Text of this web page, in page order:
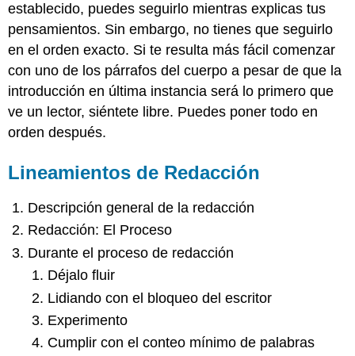
establecido, puedes seguirlo mientras explicas tus
pensamientos. Sin embargo, no tienes que seguirlo
en el orden exacto. Si te resulta más fácil comenzar
con uno de los párrafos del cuerpo a pesar de que la
introducción en última instancia será lo primero que
ve un lector, siéntete libre. Puedes poner todo en
orden después.
Lineamientos de Redacción
Descripción general de la redacción
Redacción: El Proceso
Durante el proceso de redacción
Déjalo fluir
Lidiando con el bloqueo del escritor
Experimento
Cumplir con el conteo mínimo de palabras